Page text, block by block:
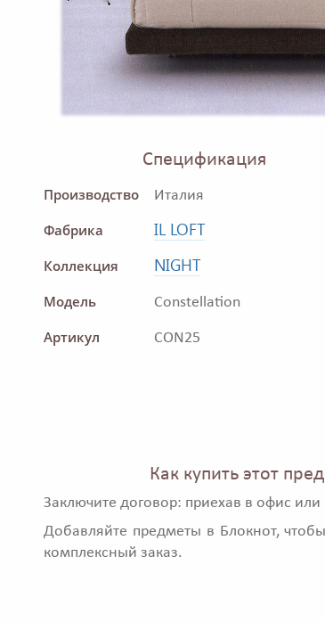
Спецификация
Производство Италия
Фабрика IL LOFT
Коллекция NIGHT
Модель Constellation
Артикул CON25
Как купить этот
Заключите договор: приехав в офис
Добавляйте предметы в Блокнот,
комплексный заказ.